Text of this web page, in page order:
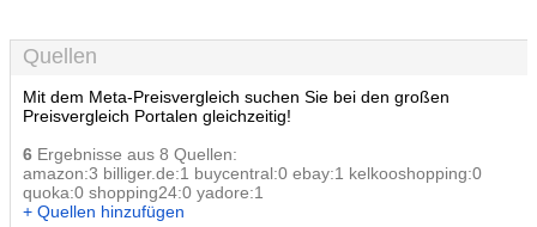
Quellen
Mit dem Meta-Preisvergleich suchen Sie bei den großen
Preisvergleich Portalen gleichzeitig!
6 Ergebnisse aus 8 Quellen:
amazon:3 billiger.de:1 buycentral:0 ebay:1 kelkooshopping:0
quoka:0 shopping24:0 yadore:1
+ Quellen hinzufügen